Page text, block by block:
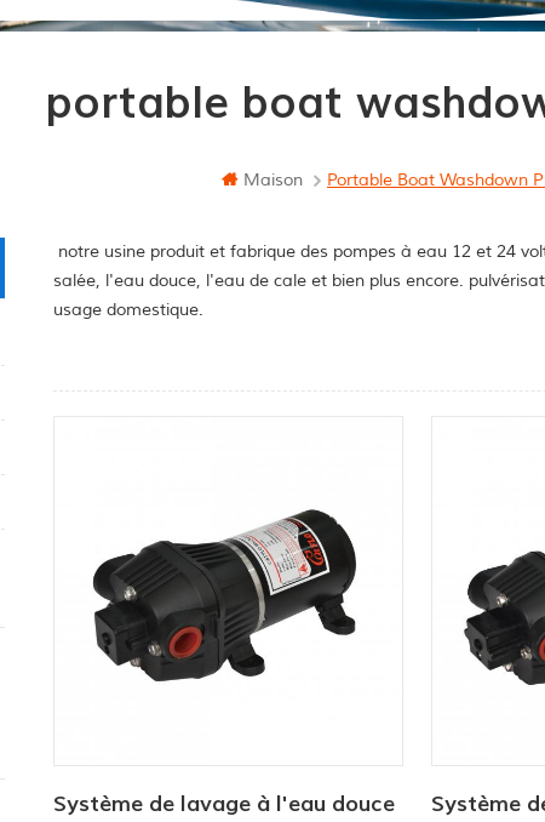
portable boat
Maison Portable Boat Washdown
notre usine produit et fabrique des pompes à eau 12 et 24
salée, l'eau douce, l'eau de cale et bien plus encore.
usage domestique.
Système de lavage à l'eau douce
Système